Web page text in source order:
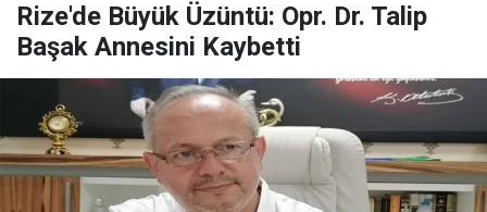
Rize'de Büyük Üzüntü: Opr. Dr. Talip
Başak Annesini Kaybetti